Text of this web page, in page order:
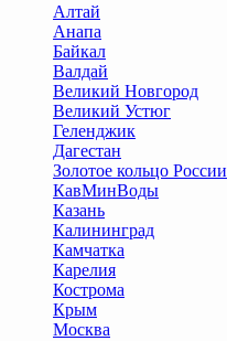
Алтай
Анапа
Байкал
Валдай
Великий Новгород
Великий Устюг
Геленджик
Дагестан
Золотое кольцо России
КавМинВоды
Казань
Калининград
Камчатка
Карелия
Кострома
Крым
Москва